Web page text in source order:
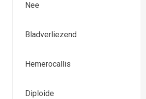
Nee
Bladverliezend
Hemerocallis
Diploide